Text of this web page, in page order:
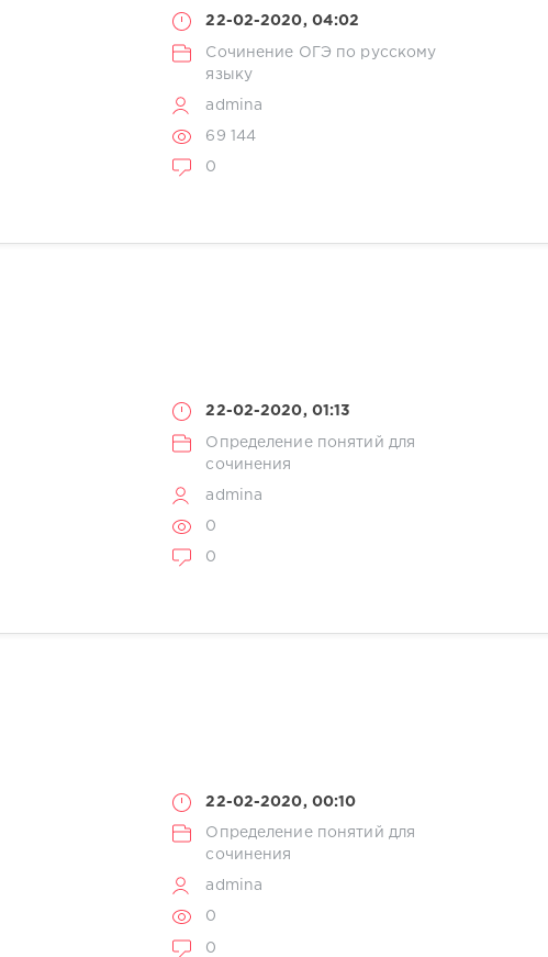
22-02-2020, 04:02
Сочинение ОГЭ по русскому
языку
admina
69 144
0
22-02-2020, 01:13
Определение понятий для
сочинения
admina
0
0
22-02-2020, 00:10
Определение понятий для
сочинения
admina
0
0